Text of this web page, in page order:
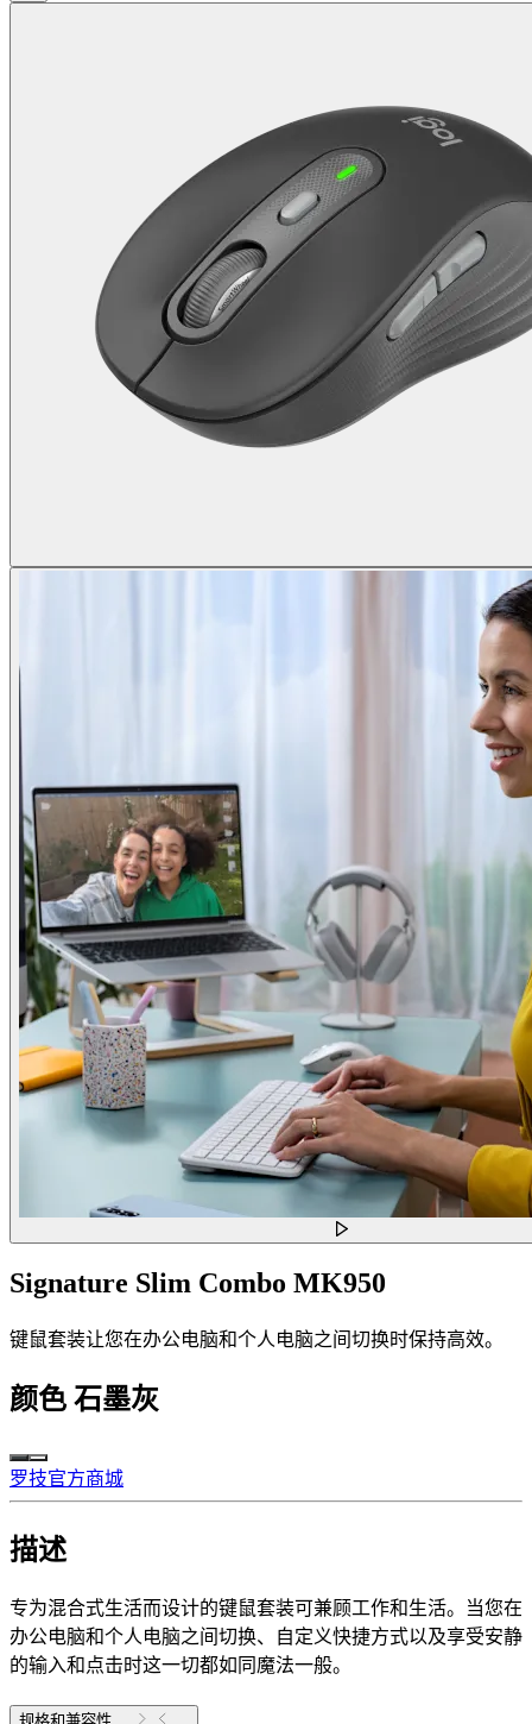
Signature Slim Combo MK950
键鼠套装让您在办公电脑和个人电脑之间切换时保持高效。
颜色 石墨灰
罗技官方商城
描述
专为混合式生活而设计的键鼠套装可兼顾工作和生活。当您在
办公电脑和个人电脑之间切换、自定义快捷方式以及享受安静
的输入和点击时这一切都如同魔法一般。